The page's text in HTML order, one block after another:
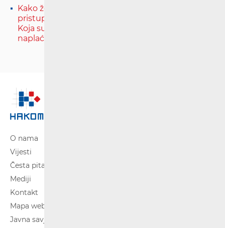
Kako željeznički prijevoznici osiguravaju
pristupačnost prijevoza za osobe s invaliditetom?
Koja su pravila za rezervacije i karte, te smiju li se
naplaćivati dodatni troškovi?
O nama
Vijesti
Česta pitanja
Mediji
Kontakt
Mapa weba
Javna savjetovanja